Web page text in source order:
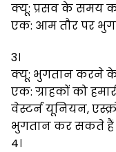
क्यू: प्रसव के समय
एक: आम तौर पर
3।
क्यू: भुगतान करने
एक: ग्राहकों को
वेस्टर्न यूनियन,
भुगतान कर सकते हैं
4।